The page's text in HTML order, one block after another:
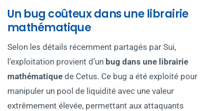
Un bug coûteux dans une librairie
mathématique
Selon les détails récemment partagés par Sui,
l’exploitation provient d’un bug dans une librairie
mathématique de Cetus. Ce bug a été exploité pour
manipuler un pool de liquidité avec une valeur
extrêmement élevée, permettant aux attaquants